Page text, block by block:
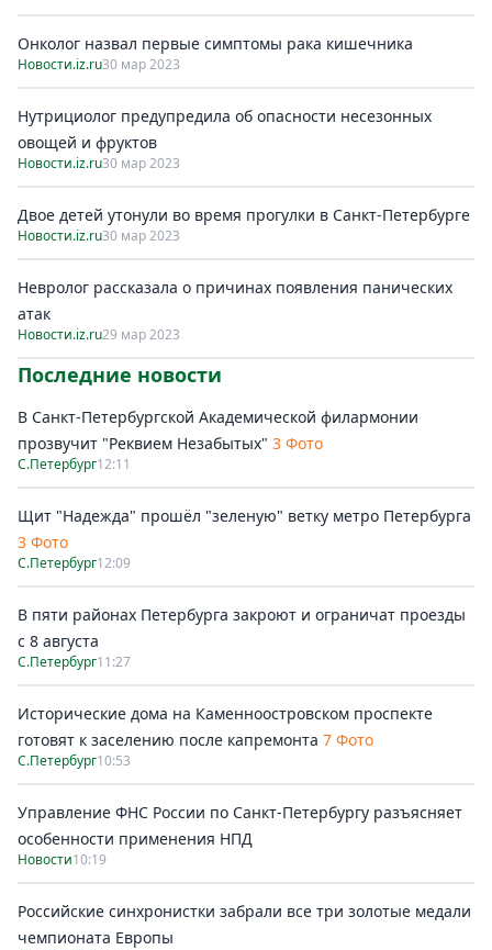
Онколог назвал первые симптомы рака кишечника
Новости.iz.ru30 мар 2023
Нутрициолог предупредила об опасности несезонных
овощей и фруктов
Новости.iz.ru30 мар 2023
Двое детей утонули во время прогулки в Санкт-Петербурге
Новости.iz.ru30 мар 2023
Невролог рассказала о причинах появления панических
атак
Новости.iz.ru29 мар 2023
Последние новости
В Санкт-Петербургской Академической филармонии
прозвучит "Реквием Незабытых" 3 Фото
С.Петербург12:11
Щит "Надежда" прошёл "зеленую" ветку метро Петербурга
3 Фото
С.Петербург12:09
В пяти районах Петербурга закроют и ограничат проезды
с 8 августа
С.Петербург11:27
Исторические дома на Каменноостровском проспекте
готовят к заселению после капремонта 7 Фото
С.Петербург10:53
Управление ФНС России по Санкт-Петербургу разъясняет
особенности применения НПД
Новости10:19
Российские синхронистки забрали все три золотые медали
чемпионата Европы